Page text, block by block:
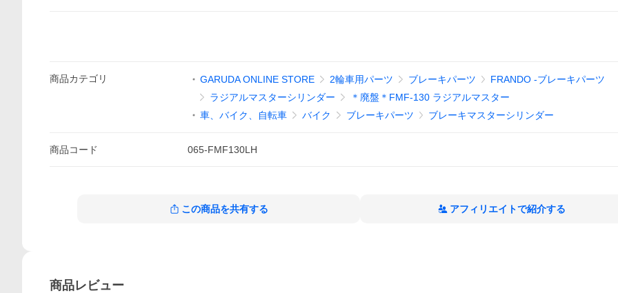
商品カテゴリ GARUDA ONLINE STORE 2輪車用パーツ ブレーキパーツ
FRANDO -ブレーキパーツ
ラジアルマスターシリンダー
＊廃盤＊FMF-130 ラジアルマスター
車、バイク、自転車
バイク ブレーキパーツ ブレーキマスターシリンダー
商品コード 065-FMF130LH
この商品を共有する アフィリエイトで紹介する
商品レビュー